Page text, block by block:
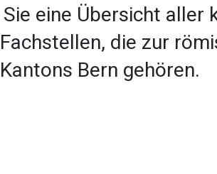
eine Übersicht aller
die zur
Bern gehören.